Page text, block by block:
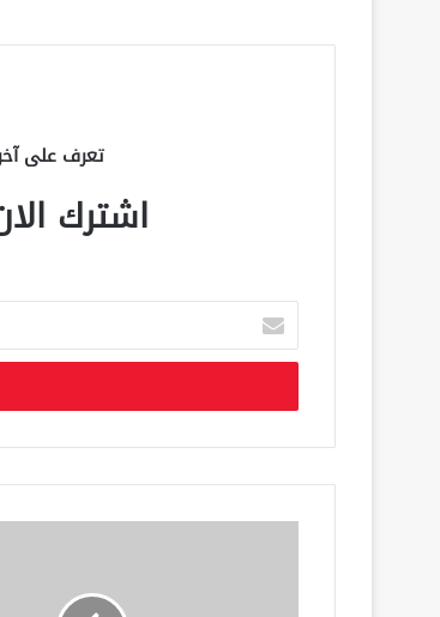
تعرف على
اشترك
خ
ب
د
ك